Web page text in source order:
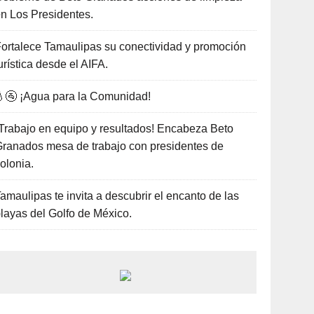
Los Presidentes.
Tamaulipas su conectividad y promoción
desde el AIFA.
¡Agua para la Comunidad!
en equipo y resultados! Encabeza Beto
mesa de trabajo con presidentes de
te invita a descubrir el encanto de las
del Golfo de México.